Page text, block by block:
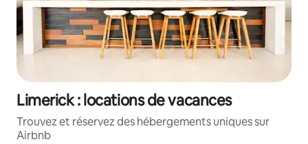
Limerick : locations de vacances
Trouvez et réservez des hébergements uniques sur
Airbnb